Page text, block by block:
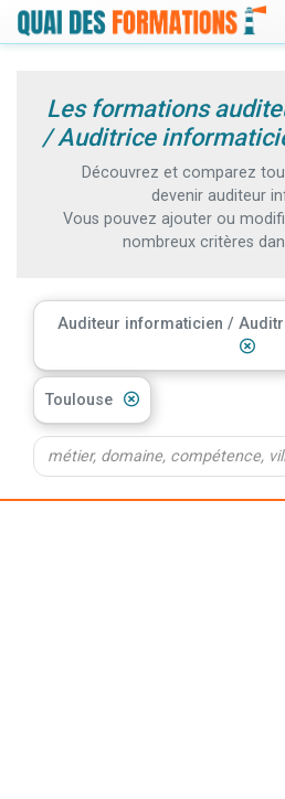
Les formations
/ Auditrice
Découvrez et comparez
devenir auditeur
Vous pouvez ajouter ou
nombreux critères
Auditeur informaticien /
Toulouse